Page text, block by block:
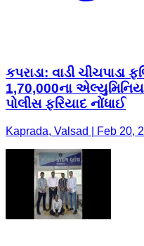
કપરાડા: વાડી ચીચપાડા
1,70,000ના
પોલીસ ફરિયાદ નોંધાઈ
Kaprada, Valsad | Feb 20,